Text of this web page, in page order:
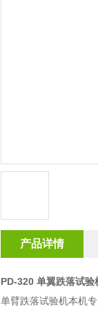
产品详情
PD-320 单翼跌落试验
单臂跌落试验机本机